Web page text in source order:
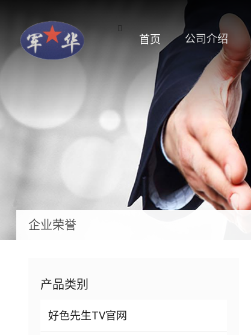
企业荣誉
首页 公司介绍
产品类别
好色先生TV官网